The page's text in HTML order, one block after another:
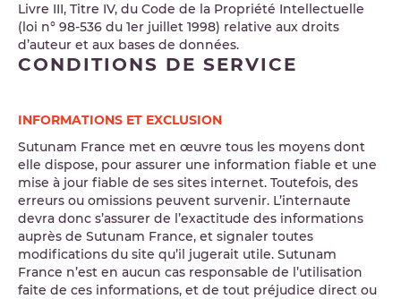
Livre III, Titre IV, du Code de la Propriété Intellectuelle
(loi n° 98-536 du 1er juillet 1998) relative aux droits
d’auteur et aux bases de données.
CONDITIONS DE SERVICE
INFORMATIONS ET EXCLUSION
Sutunam France met en œuvre tous les moyens dont
elle dispose, pour assurer une information fiable et une
mise à jour fiable de ses sites internet. Toutefois, des
erreurs ou omissions peuvent survenir. L’internaute
devra donc s’assurer de l’exactitude des informations
auprès de Sutunam France, et signaler toutes
modifications du site qu’il jugerait utile. Sutunam
France n’est en aucun cas responsable de l’utilisation
faite de ces informations, et de tout préjudice direct ou